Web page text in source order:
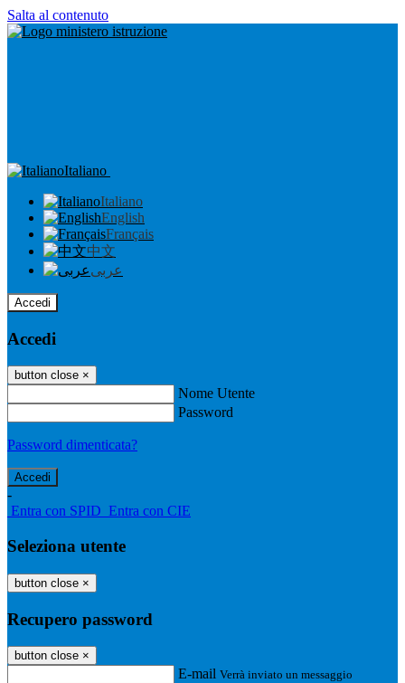
Salta al contenuto
Italiano
Italiano
English
Français
中文
عربى
Accedi
Accedi
button close ×
Nome Utente
Password
Password dimenticata?
-
Entra con SPID Entra con CIE
Seleziona utente
button close ×
Recupero password
button close ×
E-mail Verrà inviato un messaggio